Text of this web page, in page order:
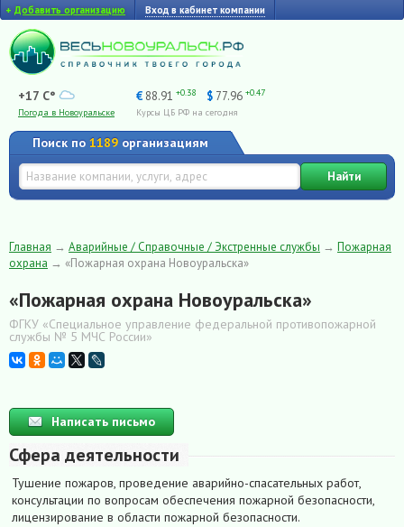
+ Добавить организацию Вход в кабинет компании
+17 C°
Погода в Новоуральске
€ 88.91 +0.38 $ 77.96 +0.47
Курсы ЦБ РФ на сегодня
Поиск по 1189 организациям
Найти
Главная → Аварийные / Справочные / Экстренные службы → Пожарная
охрана → «Пожарная охрана Новоуральска»
«Пожарная охрана Новоуральска»
ФГКУ «Специальное управление федеральной противопожарной
службы № 5 МЧС России»
Написать письмо
Сфера деятельности
Тушение пожаров, проведение аварийно-спасательных работ,
консультации по вопросам обеспечения пожарной безопасности,
лицензирование в области пожарной безопасности.